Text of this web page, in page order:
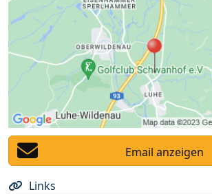
Email anzeigen
Links